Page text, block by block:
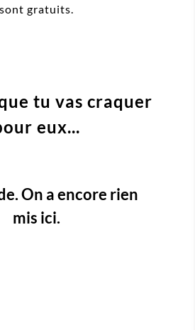
sont gratuits.
tu vas craquer
eux...
On a encore rien
mis ici.